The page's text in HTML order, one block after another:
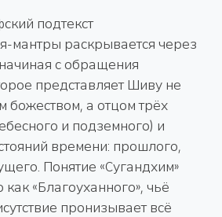
подтекст
мантры раскрывается через
с обращения
представляет Шиву не
божеством, а отцом трёх
и подземного) и
времени: прошлого,
Понятие «Сугандхим»
как «Благоуханного», чьё
пронизывает всё